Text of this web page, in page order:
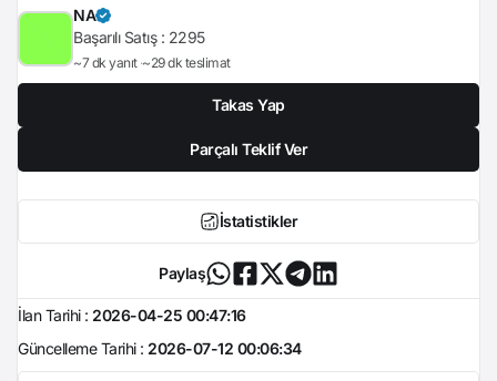
NA
Başarılı Satış : 2295
~7 dk yanıt ~29 dk teslimat
Takas Yap
Parçalı Teklif Ver
İstatistikler
Paylaş
İlan Tarihi : 2026-04-25 00:47:16
Güncelleme Tarihi : 2026-07-12 00:06:34